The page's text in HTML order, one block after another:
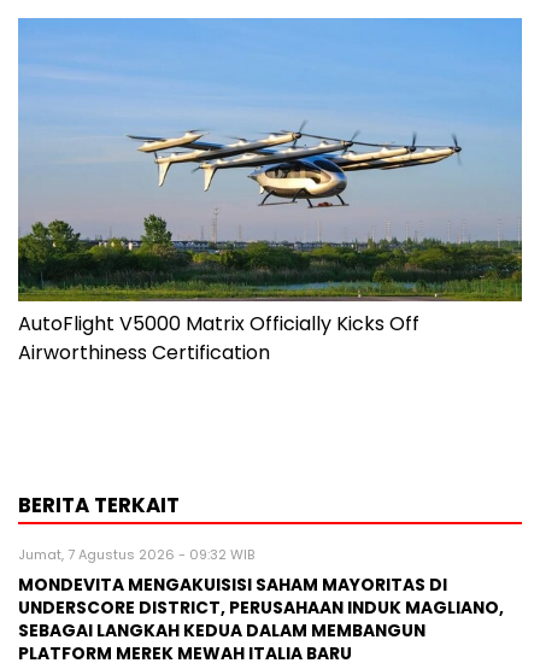
AutoFlight V5000 Matrix Officially Kicks Off
Airworthiness Certification
BERITA TERKAIT
Jumat, 7 Agustus 2026 - 09:32 WIB
MONDEVITA MENGAKUISISI SAHAM MAYORITAS DI
UNDERSCORE DISTRICT, PERUSAHAAN INDUK MAGLIANO,
SEBAGAI LANGKAH KEDUA DALAM MEMBANGUN
PLATFORM MEREK MEWAH ITALIA BARU